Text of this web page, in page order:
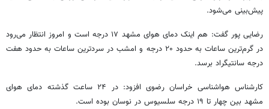
پیش‌بینی می‌شود.
رضایی پور گفت: هم اینک دمای هوای مشهد ۱۷ درجه است و امروز انتظار می‌رود
در گرم‌ترین ساعات به حدود ۲۰ درجه و امشب در سردترین ساعات به حدود هفت
درجه سانتیگراد برسد.
کارشناس هواشناسی خراسان رضوی افزود: در ۲۴ ساعت گذشته دمای هوای
مشهد بین چهار تا ۱۹ درجه سلسیوس در نوسان بوده است.